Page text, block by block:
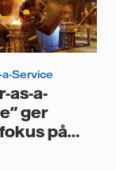
mina
Service
as-a-
ger
på